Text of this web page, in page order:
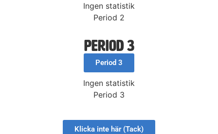
Ingen statistik
Period 2
Period 3
Period 3
Ingen statistik
Period 3
Klicka inte här (Tack)